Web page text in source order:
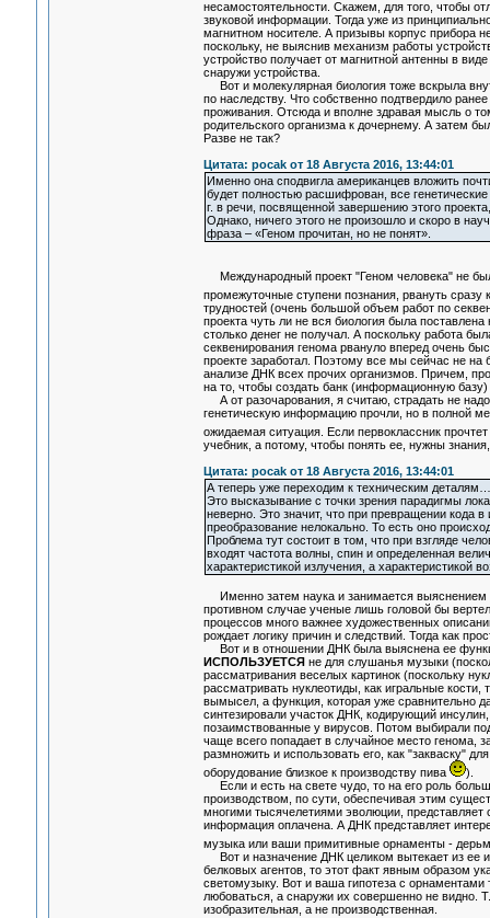
несамостоятельности. Скажем, для того, чтобы
звуковой информации. Тогда уже из
магнитном носителе. А призывы корпус прибора
поскольку, не выяснив механизм работы
устройство получает от магнитной антенны в
снаружи устройства.
Вот и молекулярная биология тоже вскрыла
по наследству. Что собственно подтвердило
проживания. Отсюда и вполне здравая мысль о
родительского организма к дочернему. А затем
Разве не так?
Цитата: pocak от 18 Августа 2016, 13:44:01
Именно она сподвигла американцев вложить
будет полностью расшифрован, все
г. в речи, посвященной завершению этого
Однако, ничего этого не произошло и скоро в
фраза – «Геном прочитан, но не понят».
Международный проект "Геном человека" не
промежуточные ступени познания, рвануть
трудностей (очень большой объем работ по
проекта чуть ли не вся биология была
столько денег не получал. А поскольку работа
секвенирования генома рвануло вперед очень
проекте заработал. Поэтому все мы сейчас не на
анализе ДНК всех прочих организмов. Причем,
на то, чтобы создать банк (информационную
А от разочарования, я считаю, страдать не
генетическую информацию прочли, но в полной
ожидаемая ситуация. Если первоклассник
учебник, а потому, чтобы понять ее, нужны
Цитата: pocak от 18 Августа 2016, 13:44:01
А теперь уже переходим к техническим деталям…
Это высказывание с точки зрения парадигмы
неверно. Это значит, что при превращении кода
преобразование нелокально. То есть оно
Проблема тут состоит в том, что при взгляде
входят частота волны, спин и определенная
характеристикой излучения, а характеристикой
Именно затем наука и занимается выяснением
противном случае ученые лишь головой бы
процессов много важнее художественных
рождает логику причин и следствий. Тогда как
Вот и в отношении ДНК была выяснена ее
ИСПОЛЬЗУЕТСЯ не для слушанья музыки
рассматривания веселых картинок (поскольку
рассматривать нуклеотиды, как игральные
вымысел, а функция, которая уже сравнительно
синтезировали участок ДНК, кодирующий
позаимствованные у вирусов. Потом выбирали
чаще всего попадает в случайное место генома,
размножить и использовать его, как "закваску"
оборудование близкое к производству пива
).
Если и есть на свете чудо, то на его роль
производством, по сути, обеспечивая этим
многими тысячелетиями эволюции,
информация оплачена. А ДНК представляет
музыка или ваши примитивные орнаменты -
Вот и назначение ДНК целиком вытекает из ее
белковых агентов, то этот факт явным образом
светомузыку. Вот и ваша гипотеза с орнаментами
любоваться, а снаружи их совершенно не видно.
изобразительная, а не производственная.